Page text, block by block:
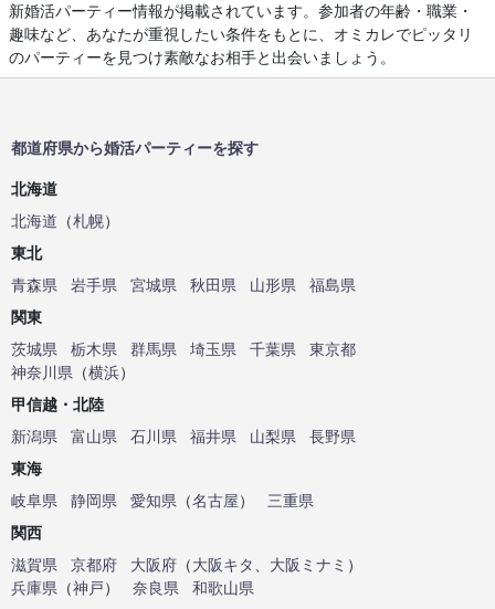
新婚活パーティー情報が掲載されています。参加者の年齢・職業・
趣味など、あなたが重視したい条件をもとに、オミカレでピッタリ
のパーティーを見つけ素敵なお相手と出会いましょう。
都道府県から婚活パーティーを探す
北海道
北海道 （札幌）
東北
青森県
岩手県 宮城県 秋田県 山形県
福島県
関東
茨城県
栃木県 群馬県 埼玉県 千葉県
東京都
神奈川県 （横浜）
甲信越・北陸
新潟県
富山県 石川県 福井県 山梨県
長野県
東海
岐阜県
静岡県 愛知県 （名古屋）
三重県
関西
滋賀県
京都府 大阪府 （大阪キタ 大阪ミナミ ）
兵庫県 （神戸） 奈良県
和歌山県